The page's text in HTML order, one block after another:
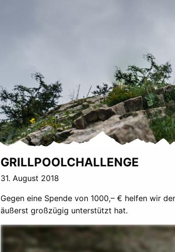
GRILLPOOLCHALLENGE
31. August 2018
Gegen eine Spende von 1000,– € helfen wir
äußerst großzügig unterstützt hat.